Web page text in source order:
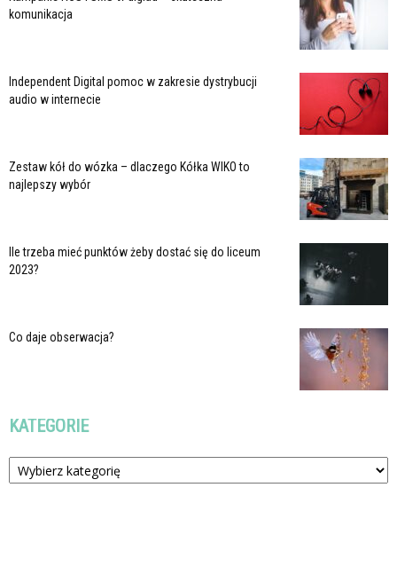
komunikacja
Independent Digital pomoc w zakresie dystrybucji
audio w internecie
Zestaw kół do wózka – dlaczego Kółka WIKO to
najlepszy wybór
Ile trzeba mieć punktów żeby dostać się do liceum
2023?
Co daje obserwacja?
KATEGORIE
Kategorie